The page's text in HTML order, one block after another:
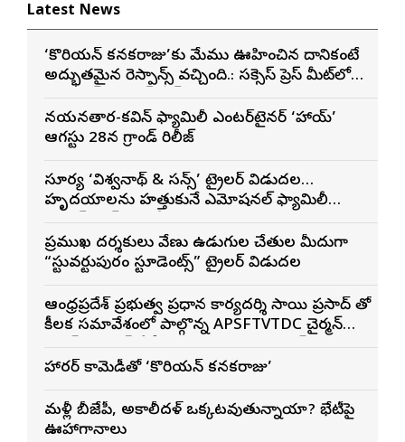
Latest News
‘కొరియన్ కనకరాజు’కు మేము ఊహించిన దానికంటే
అద్భుతమైన రెస్పాన్స్ వచ్చింది.: సక్సెస్ ప్రెస్ మీట్‌లో
నయనతార-కవిన్ ఫ్యామిలీ ఎంటర్‌టైనర్ ‘హాయ్’
ఆగస్టు 28న గ్రాండ్ రిలీజ్
సూర్య ‘విశ్వనాథ్ & సన్స్’ ట్రైలర్ విడుదల…
హృదయాలను హత్తుకునే ఎమోషనల్ ఫ్యామిలీ
ప్రముఖ దర్శకులు వేణు ఉడుగుల చేతుల మీదుగా
“స్టువర్టుపురం స్టూడెంట్స్” ట్రైలర్ విడుదల
ఆంధ్రప్రదేశ్ ప్రభుత్వ ప్రధాన కార్యదర్శి సాయి ప్రసాద్ తో
కీలక సమావేశంలో పాల్గొన్న APSFTVTDC చైర్మన్
శాఖల అధికారులు
హారర్ కామెడీతో ‘కొరియన్ కనకరాజు’
మళ్లీ బీజేపీ, అకాలీదళ్ ఒక్కటవుతున్నాయా? భేటీపై
ఊహాగానాలు